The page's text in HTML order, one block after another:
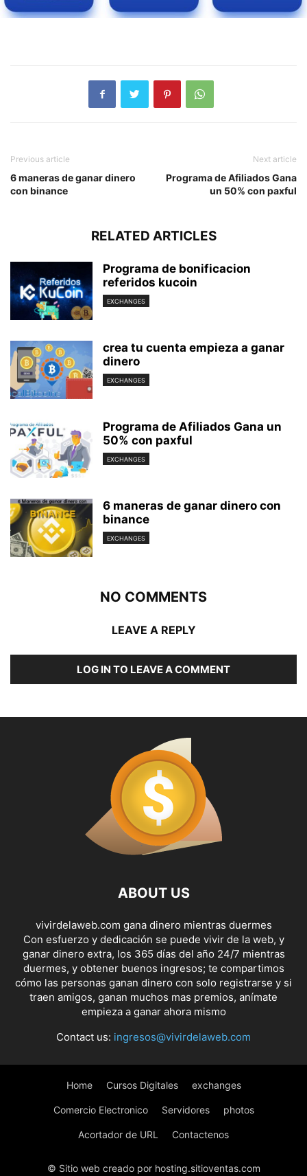
Previous article
6 maneras de ganar dinero
con binance
Next article
Programa de Afiliados Gana
un 50% con paxful
RELATED ARTICLES
Programa de bonificacion
referidos kucoin
EXCHANGES
crea tu cuenta empieza a ganar
dinero
EXCHANGES
Programa de Afiliados Gana un
50% con paxful
EXCHANGES
6 maneras de ganar dinero con
binance
EXCHANGES
NO COMMENTS
LEAVE A REPLY
LOG IN TO LEAVE A COMMENT
ABOUT US
vivirdelaweb.com gana dinero mientras duermes
Con esfuerzo y dedicación se puede vivir de la web, y
ganar dinero extra, los 365 días del año 24/7 mientras
duermes, y obtener buenos ingresos; te compartimos
cómo las personas ganan dinero con solo registrarse y si
traen amigos, ganan muchos mas premios, anímate
empieza a ganar ahora mismo
Contact us: ingresos@vivirdelaweb.com
Home Cursos Digitales exchanges
Comercio Electronico Servidores photos
Acortador de URL Contactenos
© Sitio web creado por hosting.sitioventas.com